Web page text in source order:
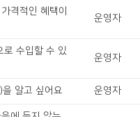
운영자
운영자
알고 싶어요 운영자